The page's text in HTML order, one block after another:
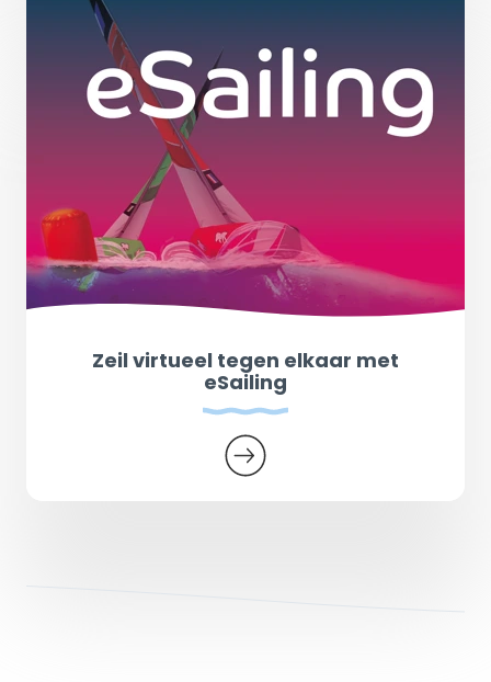
Zeil virtueel tegen elkaar met
eSailing